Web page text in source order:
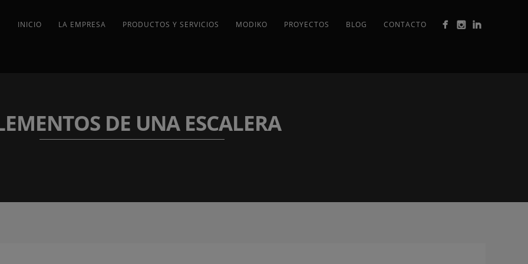
INICIO LA EMPRESA PRODUCTOS Y SERVICIOS MODIKO PROYECTOS BLOG CONTACTO
DE UNA ESCALERA